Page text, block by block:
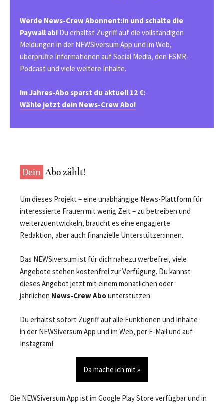
Werde News-Crew Abonnent:in und schalte die
Paywall ab! Du erhältst Zugriff auf die vollständigen
Meldungen in der NEWSiversum App und im Web,
überprüfte Informationen auf Social Media, den ESMR-
Podcast und viele weitere Inhalte.
Im Jahres-Abo sparst du aktuell 12 €:
Wähle jetzt dein News-Crew Abo!
Dein Abo zählt!
Um dieses Projekt – eine unabhängige News-Plattform für
interessierte Frauen mit wenig Zeit – zu betreiben und
weiterzuentwickeln, braucht es eine engagierte
Redaktion, aber auch finanzielle Unterstützer:innen.
Das NEWSiversum ist für dich nahezu werbefrei, viele
Angebote stehen kostenfrei zur Verfügung. Du kannst
dieses Angebot jetzt mit einem monatlichen oder
jährlichen News-Crew Abounterstützen.
Du erhältst sofort Zugriff auf alle Funktionen und Inhalte
in der NEWSiversum App und im Web, per E-Mail und auf
Instagram!
Da mache ich mit »
Die NEWSiversum App ist im Google Play Store verfügbar und in